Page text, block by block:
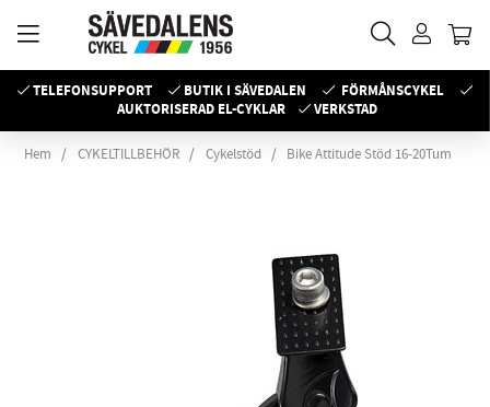
TELEFONSUPPORT BUTIK I SÄVEDALEN
FÖRMÅNSCYKEL
AUKTORISERAD EL-CYKLAR
VERKSTAD
Hem CYKELTILLBEHÖR Cykelstöd Bike Attitude Stöd 16-20Tum